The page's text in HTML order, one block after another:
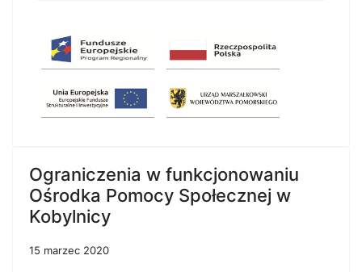
Ograniczenia w funkcjonowaniu
Ośrodka Pomocy Społecznej w
Kobylnicy
15 marzec 2020